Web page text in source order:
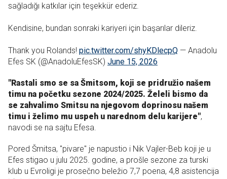
sağladığı katkılar için teşekkür ederiz.
Kendisine, bundan sonraki kariyeri için başarılar dileriz.
Thank you Rolands! pic.twitter.com/shyKDlecpQ — Anadolu
Efes SK (@AnadoluEfesSK) June 15, 2026
"Rastali smo se sa Šmitsom, koji se pridružio našem
timu na početku sezone 2024/2025. Želeli bismo da
se zahvalimo Smitsu na njegovom doprinosu našem
timu i želimo mu uspeh u narednom delu karijere",
navodi se na sajtu Efesa.
Pored Šmitsa, "pivare" je napustio i Nik Vajler-Beb koji je u
Efes stigao u julu 2025. godine, a prošle sezone za turski
klub u Evroligi je prosečno beležio 7,7 poena, 4,8 asistencija